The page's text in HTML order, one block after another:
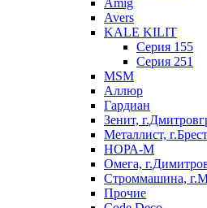
Amig
Avers
KALE KILIT
Серия 155
Серия 251
MSM
Аллюр
Гардиан
Зенит,
Металлист, г.Брест
НОРА-М
Омега,
Строммашина,
Прочие